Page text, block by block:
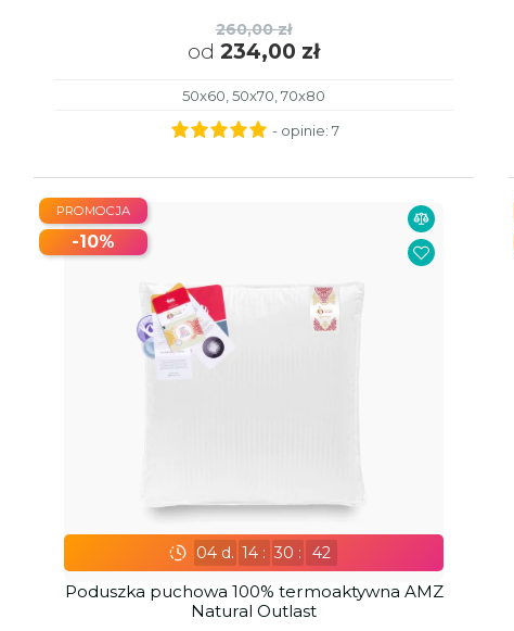
260,00 zł
od 234,00 zł
50x60, 50x70, 70x80
- opinie: 7
04d. 14 : 30 : 41
Poduszka puchowa 100% termoaktywna AMZ
Natural Outlast
PROMOCJA
-10%